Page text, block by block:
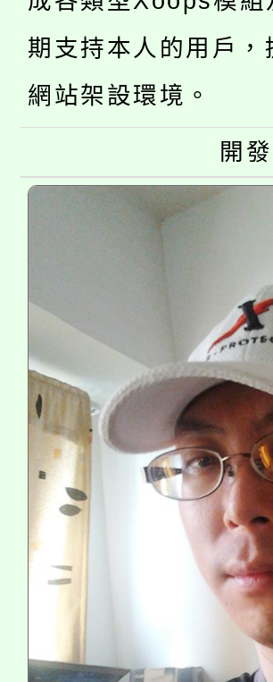
車」活動
桃園市115學
公告本校115
代理(課)教師
公告本校115
代理(課)教師
轉知中國文
《TA101》
程，歡迎學
心理、諮商
系所師生報名
期支持本人的用戶
網站架設環境。
開